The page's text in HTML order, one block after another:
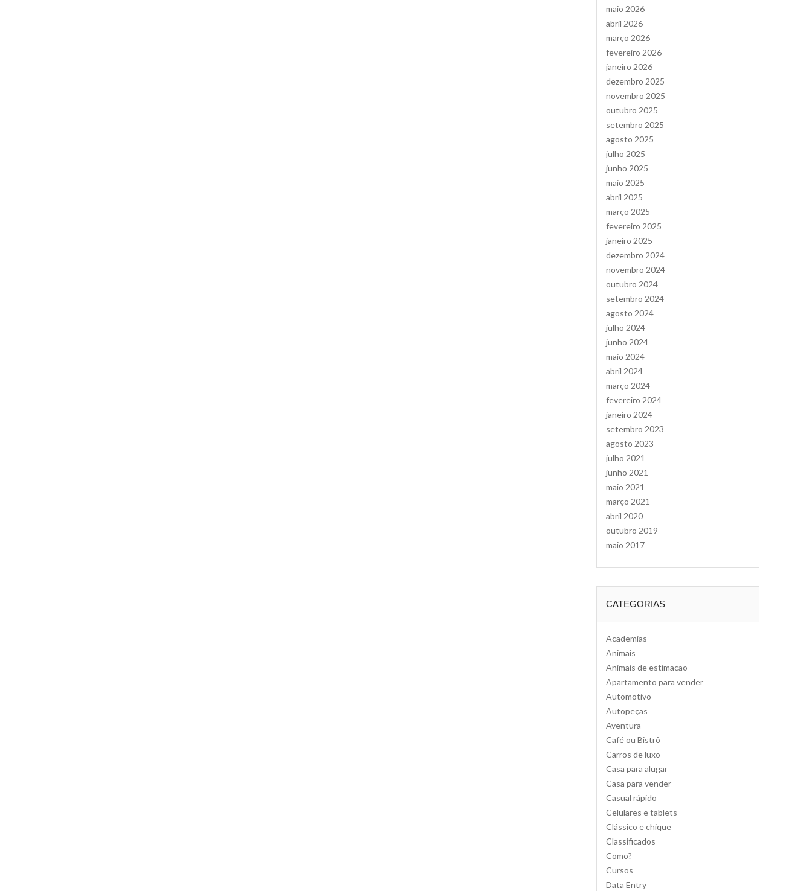
maio 2026
abril 2026
março 2026
fevereiro 2026
janeiro 2026
dezembro 2025
novembro 2025
outubro 2025
setembro 2025
agosto 2025
julho 2025
junho 2025
maio 2025
abril 2025
março 2025
fevereiro 2025
janeiro 2025
dezembro 2024
novembro 2024
outubro 2024
setembro 2024
agosto 2024
julho 2024
junho 2024
maio 2024
abril 2024
março 2024
fevereiro 2024
janeiro 2024
setembro 2023
agosto 2023
julho 2021
junho 2021
maio 2021
março 2021
abril 2020
outubro 2019
maio 2017
CATEGORIAS
Academias
Animais
Animais de estimacao
Apartamento para vender
Automotivo
Autopeças
Aventura
Café ou Bistrô
Carros de luxo
Casa para alugar
Casa para vender
Casual rápido
Celulares e tablets
Clássico e chique
Classificados
Como?
Cursos
Data Entry